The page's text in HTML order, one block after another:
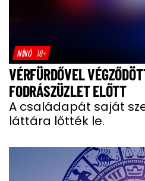
NÍNÓ 18+
VÉRFÜRDŐVEL
FODRÁSZÜZLET ELŐTT
A családapát saját
láttára lőtték le.